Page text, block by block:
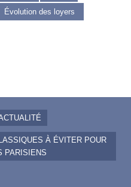
Évolution des loyers
À ÉVITER POUR
PARISIENS